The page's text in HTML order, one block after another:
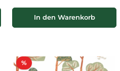
In den Warenkorb
%Rabatt